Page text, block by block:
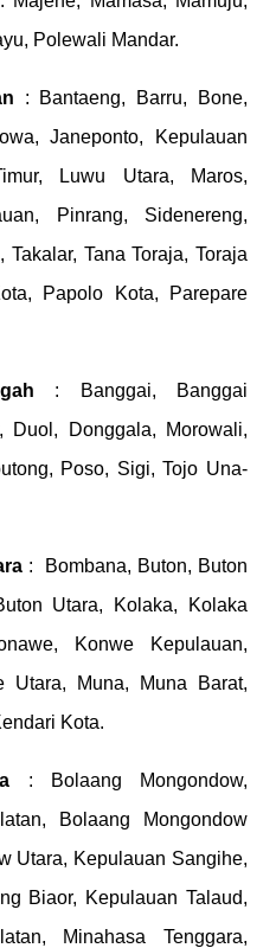
Polewali Mandar.
: Bantaeng, Barru, Bone,
Janeponto, Kepulauan
Luwu Utara, Maros,
Pinrang, Sidenereng,
Tana Toraja, Toraja
Papolo Kota, Parepare
: Banggai, Banggai
Duol, Donggala, Morowali,
Poso, Sigi, Tojo Una-
: Bombana, Buton, Buton
Utara, Kolaka, Kolaka
Konwe Kepulauan,
Utara, Muna, Muna Barat,
Kota.
: Bolaang Mongondow,
Bolaang Mongondow
Utara, Kepulauan Sangihe,
Biaor, Kepulauan Talaud,
Minahasa Tenggara,